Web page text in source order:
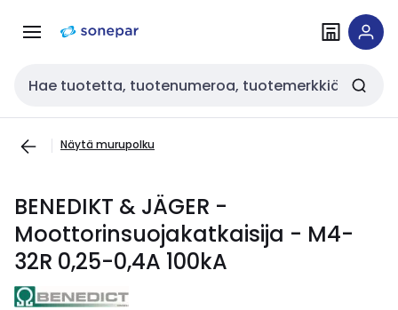
navigointiinsisältöön
Haku
Näytä murupolku
BENEDIKT & JÄGER -
Moottorinsuojakatkaisija - M4-
32R 0,25-0,4A 100kA